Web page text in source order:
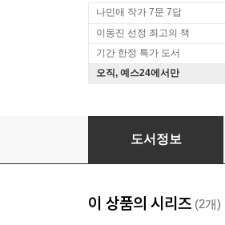
나민애 작가 7문 7답
이동진 선정 최고의 책
기간 한정 특가 도서
오직, 예스24에서만
섬이야기 2
도서정보
이 상품의 시리즈 (2개)